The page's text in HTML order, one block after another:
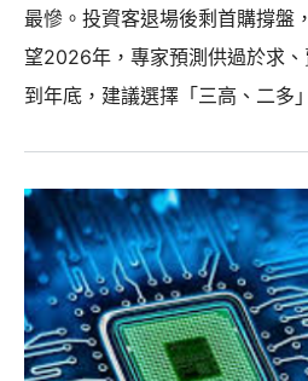
最慘。投資客退場後剩首購撐盤
望2026年，專家預測供過於求
到年底，建議選擇「三高、二多